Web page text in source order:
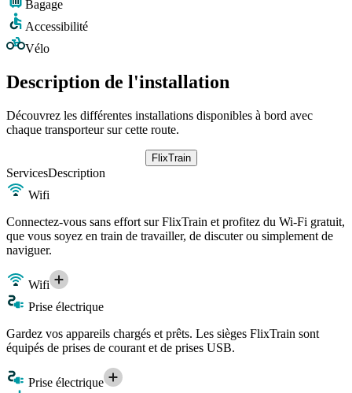
Bagage
Accessibilité
Vélo
Description de l'installation
Découvrez les différentes installations disponibles à bord avec
chaque transporteur sur cette route.
FlixTrain
ServicesDescription
Wifi
Connectez-vous sans effort sur FlixTrain et profitez du Wi-Fi gratuit,
que vous soyez en train de travailler, de discuter ou simplement de
naviguer.
Wifi
Prise électrique
Gardez vos appareils chargés et prêts. Les sièges FlixTrain sont
équipés de prises de courant et de prises USB.
Prise électrique